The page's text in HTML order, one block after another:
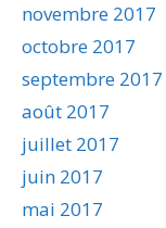
novembre 2017
octobre 2017
septembre 2017
août 2017
juillet 2017
juin 2017
mai 2017